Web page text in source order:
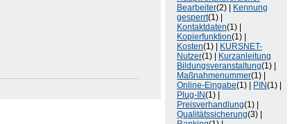
Bearbeiter(2) |
Kennung
gesperrt(1) |
Kontaktdaten(1) |
Kopierfunktion(1) |
Kosten(1) |
KURSNET-
Nutzer(1) |
Kurzanleitung
Bildungsveranstaltung(1) |
Maßnahmenummer(1) |
Online-Eingabe(1) | PIN(1) |
Plug-IN(1) |
Preisverhandlung(1) |
Qualitätssicherung(3) |